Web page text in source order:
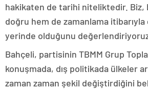
hakikaten de tarihi niteliktedir. Biz,
doğru hem de zamanlama itibarıyla
yerinde olduğunu
Bahçeli, partisinin TBMM Grup
konuşmada, dış politikada ülkeler
zaman zaman şekil değiştirdiğini